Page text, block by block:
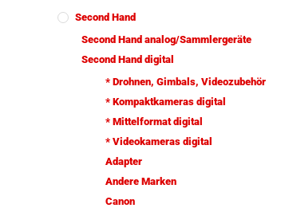
Second Hand
Second Hand analog/Sammlergeräte
Second Hand digital
* Drohnen, Gimbals, Videozubehör
* Kompaktkameras digital
* Mittelformat digital
* Videokameras digital
Adapter
Andere Marken
Canon